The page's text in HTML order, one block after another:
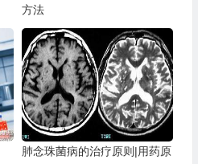
方法
肺念珠菌病的治疗原则|用药原